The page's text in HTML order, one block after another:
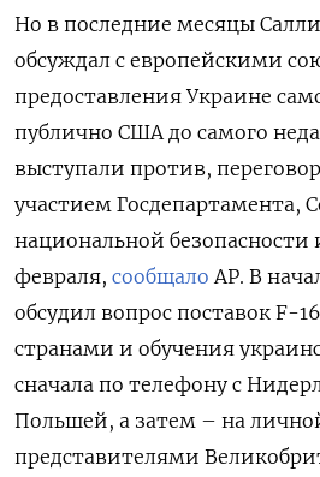
Но в последние месяцы
обсуждал с европейскими
предоставления Украине
публично США до самого
выступали против,
участием Госдепартамента,
национальной безопасности
февраля, сообщало AP. В
обсудил вопрос поставок F-
странами и обучения
сначала по телефону с
Польшей, а затем – на
представителями